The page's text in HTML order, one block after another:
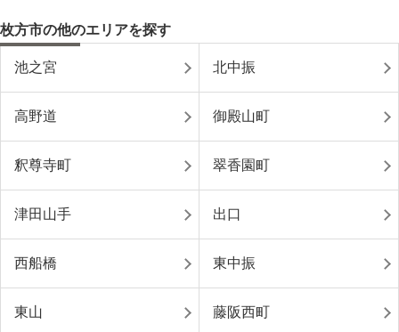
枚方市の他のエリアを探す
池之宮 北中振
高野道 御殿山町
釈尊寺町 翠香園町
津田山手 出口
西船橋 東中振
東山 藤阪西町